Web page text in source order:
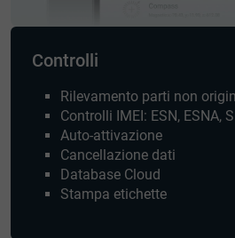
Controlli
Rilevamento parti non
Controlli IMEI: ESN, ESNA,
Auto-attivazione
Cancellazione dati
Database Cloud
Stampa etichette